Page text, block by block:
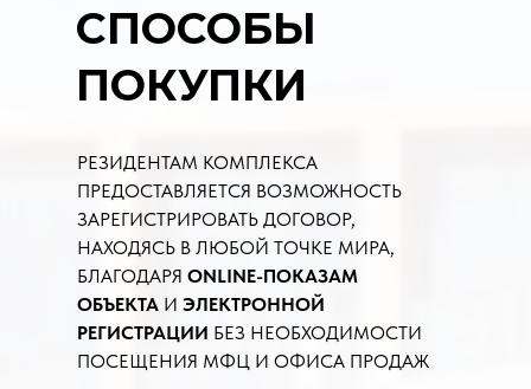
СПОСОБЫ
ПОКУПКИ
РЕЗИДЕНТАМ КОМПЛЕКСА
ПРЕДОСТАВЛЯЕТСЯ ВОЗМОЖНОСТЬ
ЗАРЕГИСТРИРОВАТЬ ДОГОВОР,
НАХОДЯСЬ В ЛЮБОЙ ТОЧКЕ МИРА,
БЛАГОДАРЯ ONLINE-ПОКАЗАМ
ОБЪЕКТА И ЭЛЕКТРОННОЙ
РЕГИСТРАЦИИ БЕЗ НЕОБХОДИМОСТИ
ПОСЕЩЕНИЯ МФЦ И ОФИСА ПРОДАЖ